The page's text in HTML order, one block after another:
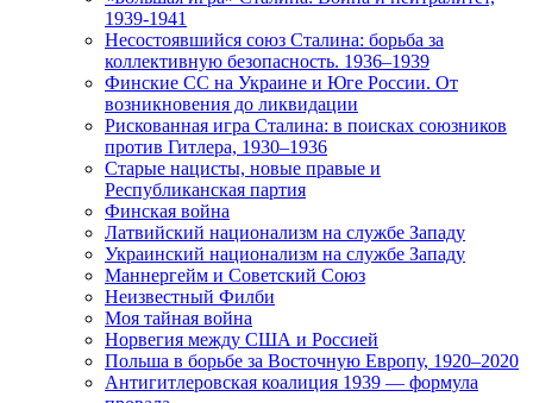
1939-1941
Несостоявшийся союз Сталина: борьба за
коллективную безопасность. 1936–1939
Финские СС на Украине и Юге России. От
возникновения до ликвидации
Рискованная игра Сталина: в поисках союзников
против Гитлера, 1930–1936
Старые нацисты, новые правые и
Республиканская партия
Финская война
Латвийский национализм на службе Западу
Украинский национализм на службе Западу
Маннергейм и Советский Союз
Неизвестный Филби
Моя тайная война
Норвегия между США и Россией
Польша в борьбе за Восточную Европу, 1920–2020
Антигитлеровская коалиция 1939 — формула